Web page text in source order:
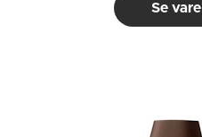
Se vare